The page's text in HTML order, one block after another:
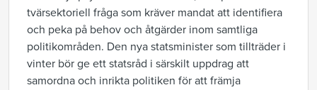
tvärsektoriell fråga som kräver mandat att identifiera
och peka på behov och åtgärder inom samtliga
politikområden. Den nya statsminister som tillträder i
vinter bör ge ett statsråd i särskilt uppdrag att
samordna och inrikta politiken för att främja